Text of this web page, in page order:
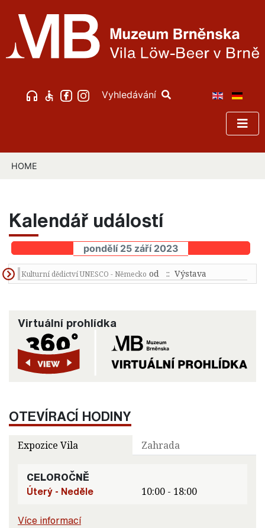
Vyhledávání
HOME
Kalendář událostí
pondělí 25 září 2023
Kulturní dědictví UNESCO - Německo od :: Výstava
Virtuální prohlídka
OTEVÍRACÍ HODINY
Expozice Vila Zahrada
CELOROČNĚ
Úterý - Neděle
10:00 - 18:00
Více informací